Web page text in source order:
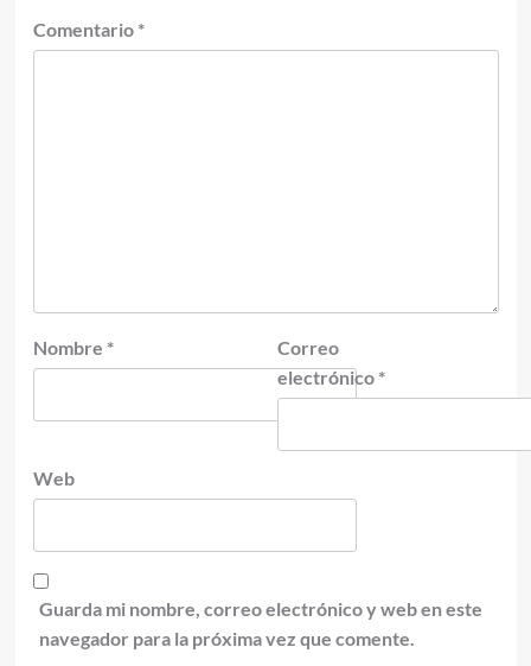
Comentario *
Nombre *
Correo
electrónico *
Web
Guarda mi nombre, correo electrónico y web en este
navegador para la próxima vez que comente.